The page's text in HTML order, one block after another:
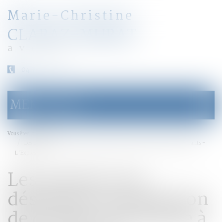
Marie-Christine
CLARAZ-MURAT
avocat
le
menu
MENU
Vous êtes ici :
Les parents ont désormais interdiction de donner une fessée à leurs enfants -
L'Express
Les parents ont
désormais interdiction